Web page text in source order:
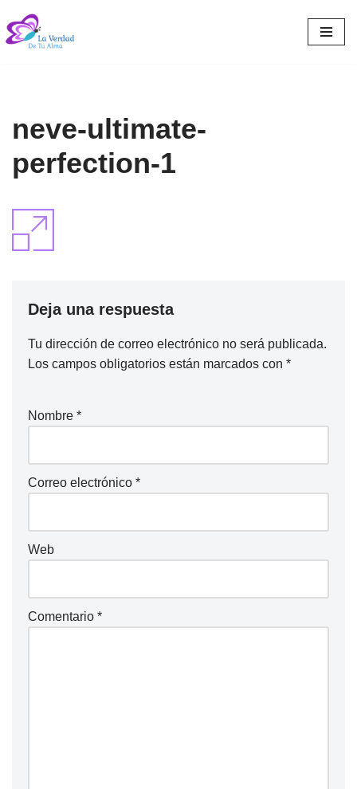
Saltar
neve-ultimate-
perfection-1
Deja una respuesta
Tu dirección de correo electrónico no será publicada.
Los campos obligatorios están marcados con *
Nombre *
Correo electrónico *
Web
Comentario *